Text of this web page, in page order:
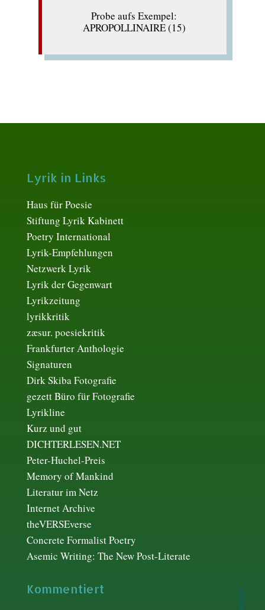
Probe aufs Exempel:
APROPOLLINAIRE (15)
Lyrik in Links
Haus für Poesie
Stiftung Lyrik Kabinett
Poetry International
Lyrik-Empfehlungen
Netzwerk Lyrik
Lyrik der Gegenwart
Lyrikzeitung
lyrikkritik
zæsur. poesiekritik
Frankfurter Anthologie
Signaturen
Dirk Skiba Fotografie
gezett Büro für Fotografie
Lyrikline
Kurz und gut
DICHTERLESEN.NET
Peter-Huchel-Preis
Memory of Mankind
Literatur im Netz
Internet Archive
theVERSEverse
Concrete Formalist Poetry
Asemic Writing: The New Post-Literate
Kommentiert